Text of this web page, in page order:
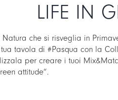
LIFE IN
Natura che si risveglia in
tavola di #Pasqua con la
per creare i tuoi
attitude”.